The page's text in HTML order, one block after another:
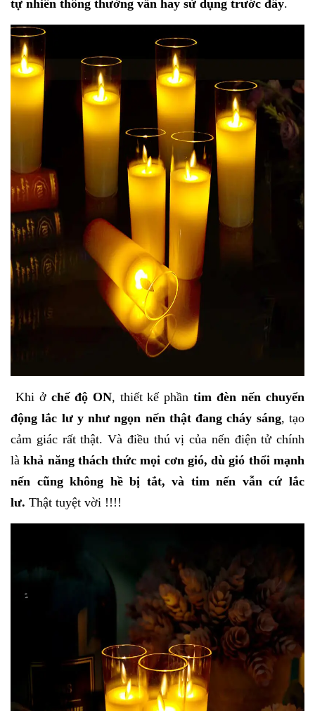
tự nhiên thông thường vẫn hay sử dụng trước đây.
Khi ở chế độ ON, thiết kế phầntim đèn nến chuyển
động lắc lư y như ngọn nến thật đang cháy sáng, tạo
cảm giác rất thật. Và điều thú vị của nến điện tử chính
làkhả năng thách thức mọi cơn gió, dù gió thổi mạnh
nến cũng không hề bị tắt, và tim nến vẫn cứ lắc
lư. Thật tuyệt vời !!!!